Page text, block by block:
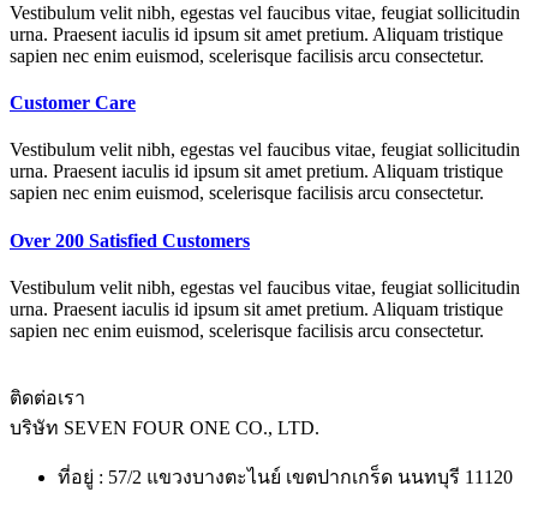
Vestibulum velit nibh, egestas vel faucibus vitae, feugiat sollicitudin
urna. Praesent iaculis id ipsum sit amet pretium. Aliquam tristique
sapien nec enim euismod, scelerisque facilisis arcu consectetur.
Customer Care
Vestibulum velit nibh, egestas vel faucibus vitae, feugiat sollicitudin
urna. Praesent iaculis id ipsum sit amet pretium. Aliquam tristique
sapien nec enim euismod, scelerisque facilisis arcu consectetur.
Over 200 Satisfied Customers
Vestibulum velit nibh, egestas vel faucibus vitae, feugiat sollicitudin
urna. Praesent iaculis id ipsum sit amet pretium. Aliquam tristique
sapien nec enim euismod, scelerisque facilisis arcu consectetur.
ติดต่อเรา
บริษัท SEVEN FOUR ONE CO., LTD.
ที่อยู่ : 57/2 แขวงบางตะไนย์ เขตปากเกร็ด นนทบุรี 11120